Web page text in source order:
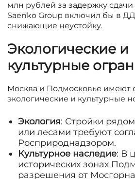
млн рублей за задержку
Saenko Group включил бы в
снижающие неустойку.
Экологические и
культурные
Москва и Подмосковье имеют
экологические и культурные
Экология: Стройки
или лесами требуют
Росприроднадзором.
Культурное наследие: В
исторических зонах
разрешения от